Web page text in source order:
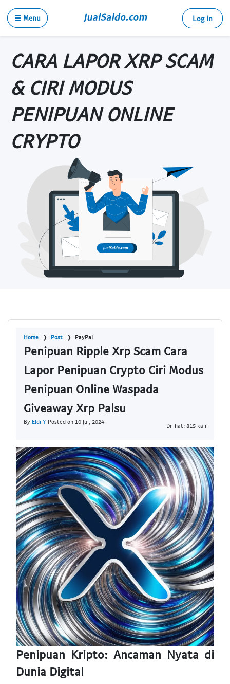
☰ Menu Log in
CARA LAPOR XRP SCAM
& CIRI MODUS
PENIPUAN ONLINE
CRYPTO
Home Post PayPal
Penipuan Ripple Xrp Scam Cara
Lapor Penipuan Crypto Ciri Modus
Penipuan Online Waspada
Giveaway Xrp Palsu
By Eldi Y Posted on 10 Jul, 2024
Dilihat: 815 kali
Penipuan Kripto: Ancaman Nyata di
Dunia Digital